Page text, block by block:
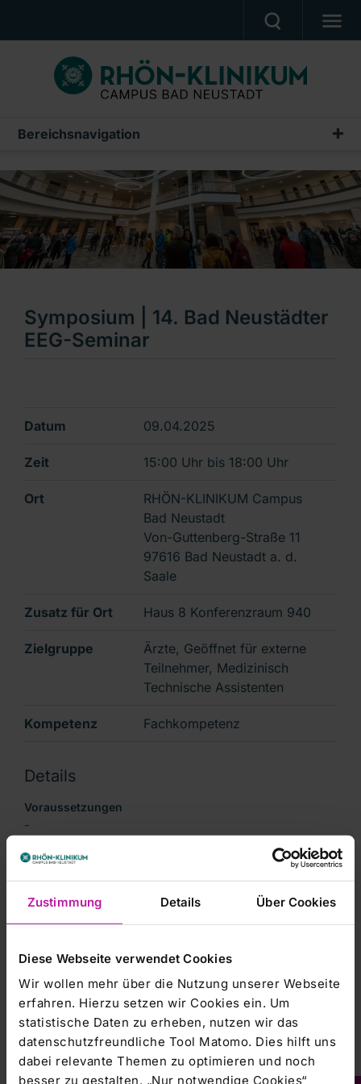
Zustimmung Details Über Cookies
Diese Webseite verwendet Cookies
Wir wollen mehr über die Nutzung unserer Webseite
erfahren. Hierzu setzen wir Cookies ein. Um
statistische Daten zu erheben, nutzen wir das
datenschutzfreundliche Tool Matomo. Dies hilft uns
dabei relevante Themen zu optimieren und noch
besser zu gestalten. „Nur notwendige Cookies“
MEDIZIN & PFLEGE
PATIENTEN & BESUCHER
CAMPUS AKADEMIE
AKTUELLES
NOTFALL
Bereichsnavigation
Veranstaltungen
Gesundheitsveranstaltungen
Termine rund um die Geburt
Fortbildungen
Weiterbildungen
Symposium | 14. Bad Neustädter
EEG-Seminar
Datum 09.04.2025
Zeit 15:00 Uhr bis 18:00 Uhr
Ort
RHÖN-KLINIKUM Campus
Bad Neustadt
Von-Guttenberg-Straße 11
97616 Bad Neustadt a. d.
Saale
Zusatz für Ort Haus 8 Konferenzraum 940
Zielgruppe
Ärzte, Geöffnet für externe
Teilnehmer, Medizinisch
Technische Assistenten
Kompetenz Fachkompetenz
Details
Voraussetzungen
-
Kursgebühr
Leitung
Dr. med. Tobias Knieß, Chefarzt der Klinik für
RHÖN-KLINIKUM Campus Bad Neustadt
Inhalt
- EEG Befund & Video EEG Dokumentation
epileptischer & nicht epileptischer Anfälle
- Artefakte
- Normvarianten